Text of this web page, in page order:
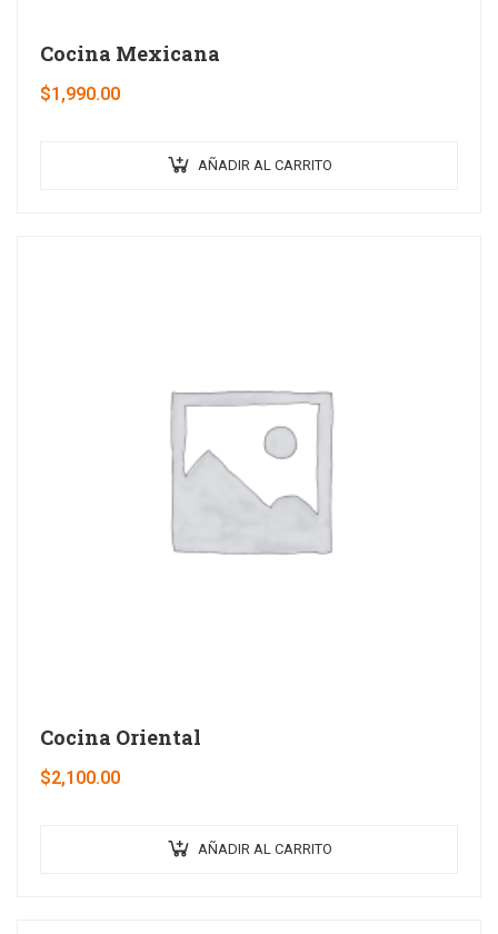
Cocina Mexicana
$1,990.00
AÑADIR AL CARRITO
Cocina Oriental
$2,100.00
AÑADIR AL CARRITO